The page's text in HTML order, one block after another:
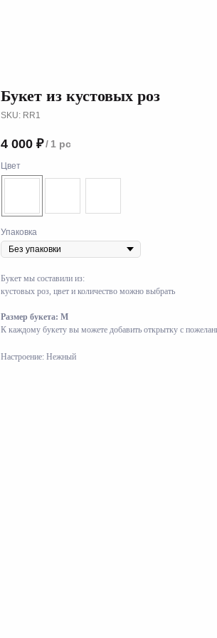
Букет из кустовых роз
SKU: RR1
4 000 ₽/ 1 pc
Цвет
Упаковка
Букет мы составили из:
кустовых роз, цвет и количество можно выбрать
Размер букета: М
К каждому букету вы можете добавить открытку с
Настроение: Нежный